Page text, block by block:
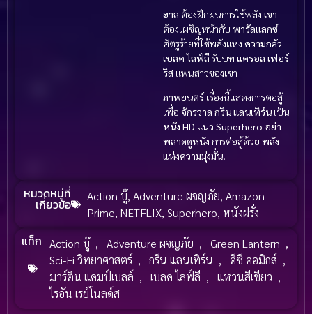
ฮาล ต้องฝึกฝนการใช้พลัง เขา
ต้องเผชิญหน้ากับ พารัลแลกซ์
ศัตรูร้ายที่ใช้พลังแห่ง ความกลัว
เบลค ไลฟ์ลี รับบท แครอล เฟอร์
ริส แฟนสาวของเขา
ภาพยนตร์เรื่องนี้แสดงการต่อสู้
เพื่อ จักรวาล กรีน แลนเทิร์น เป็น
หนัง HD แนว Superhero อย่า
พลาดดูหนัง การต่อสู้ด้วย พลัง
แห่งความมุ่งมั่น!
หมวดหมู่ที่
เกี่ยวข้อ
Action บู๊, Adventure ผจญภัย, Amazon
Prime, NETFLIX, Superhero, หนังฝรั่ง
แท็ก Action บู๊ , Adventure ผจญภัย , Green Lantern ,
Sci-Fi วิทยาศาสตร์ , กรีน แลนเทิร์น , ดีซี คอมิกส์ ,
มาร์ติน แคมป์เบลล์ , เบลค ไลฟ์ลี , แหวนสีเขียว ,
ไรอัน เรย์โนลด์ส